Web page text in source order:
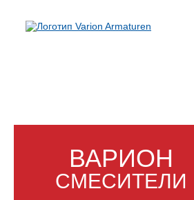
ВАРИОН
СМЕСИТЕЛИ